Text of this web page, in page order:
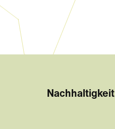
Nachhaltigkeit